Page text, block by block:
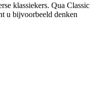
klassiekers. Qua Classic
u bijvoorbeeld denken